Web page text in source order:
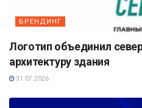
БРЕНДИНГ
Логотип объединил
архитектуру здания
31.07.2026